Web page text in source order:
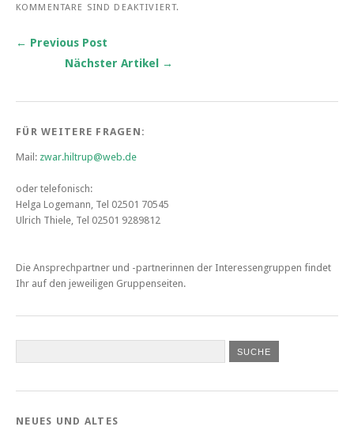
KOMMENTARE SIND DEAKTIVIERT.
Post navigation
← Previous Post
Nächster Artikel →
FÜR WEITERE FRAGEN:
Mail: zwar.hiltrup@web.de
oder telefonisch:
Helga Logemann, Tel 02501 70545
Ulrich Thiele, Tel 02501 9289812
Die Ansprechpartner und -partnerinnen der Interessengruppen findet
Ihr auf den jeweiligen Gruppenseiten.
NEUES UND ALTES